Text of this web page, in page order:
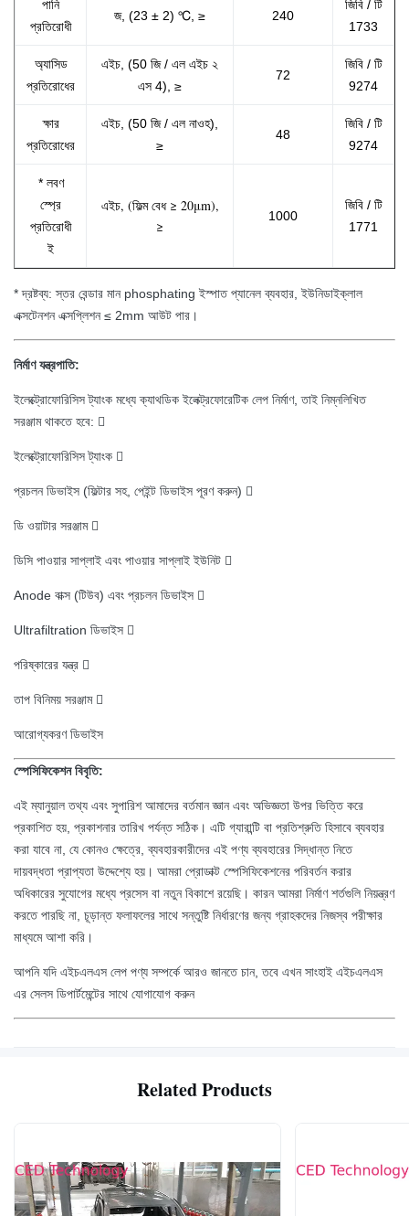
পানি
প্রতিরোধী
জ, (23 ± 2) ℃, ≥ 240
জিবি / টি
1733
অ্যাসিড
প্রতিরোধের
এইচ, (50 জি / এল এইচ ২
এস 4), ≥
72
জিবি / টি
9274
ক্ষার
প্রতিরোধের
এইচ, (50 জি / এল নাওহ),
≥
48
জিবি / টি
9274
* লবণ
স্প্রে
প্রতিরোধী
ই
এইচ, (ফিল্ম বেধ ≥ 20μm),
≥
1000
জিবি / টি
1771
* দ্রষ্টব্য: স্তর বেন্ডার মান phosphating ইস্পাত প্যানেল ব্যবহার, ইউনিডাইক্লাল
এক্সটেনশন এক্সপ্লিশন ≤ 2mm আউট পার।
নির্মাণ যন্ত্রপাতি:
ইলেক্ট্রোফোরিসিস ট্যাংক মধ্যে ক্যাথডিক ইলেক্ট্রফোরেটিক লেপ নির্মাণ, তাই নিম্নলিখিত
সরঞ্জাম থাকতে হবে: 
ইলেক্ট্রোফোরিসিস ট্যাংক 
প্রচলন ডিভাইস (ফিল্টার সহ, পেইন্ট ডিভাইস পূরণ করুন) 
ডি ওয়াটার সরঞ্জাম 
ডিসি পাওয়ার সাপ্লাই এবং পাওয়ার সাপ্লাই ইউনিট 
Anode বাক্স (টিউব) এবং প্রচলন ডিভাইস 
Ultrafiltration ডিভাইস 
পরিষ্কারের যন্ত্র 
তাপ বিনিময় সরঞ্জাম 
আরোগ্যকরণ ডিভাইস
স্পেসিফিকেশন বিবৃতি:
এই ম্যানুয়াল তথ্য এবং সুপারিশ আমাদের বর্তমান জ্ঞান এবং অভিজ্ঞতা উপর ভিত্তি করে
প্রকাশিত হয়, প্রকাশনার তারিখ পর্যন্ত সঠিক। এটি গ্যারান্টি বা প্রতিশ্রুতি হিসাবে ব্যবহার
করা যাবে না, যে কোনও ক্ষেত্রে, ব্যবহারকারীদের এই পণ্য ব্যবহারের সিদ্ধান্ত নিতে
দায়বদ্ধতা প্রাপ্যতা উদ্দেশ্যে হয়। আমরা প্রোডাক্ট স্পেসিফিকেশনের পরিবর্তন করার
অধিকারের সুযোগের মধ্যে প্রসেস বা নতুন বিকাশে রয়েছি। কারন আমরা নির্মাণ শর্তগুলি নিয়ন্ত্রণ
করতে পারছি না, চূড়ান্ত ফলাফলের সাথে সন্তুষ্টি নির্ধারণের জন্য গ্রাহকদের নিজস্ব পরীক্ষার
মাধ্যমে আশা করি।
আপনি যদি এইচএলএস লেপ পণ্য সম্পর্কে আরও জানতে চান, তবে এখন সাংহাই এইচএলএস
এর সেলস ডিপার্টমেন্টের সাথে যোগাযোগ করুন
Related Products